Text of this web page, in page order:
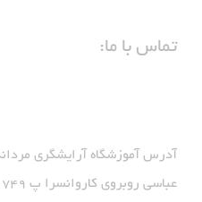
تماس با ما:
آدرس آموزشگاه آرایشگری
عباسی روبروی کاروانسرا پ 749 ط دوم